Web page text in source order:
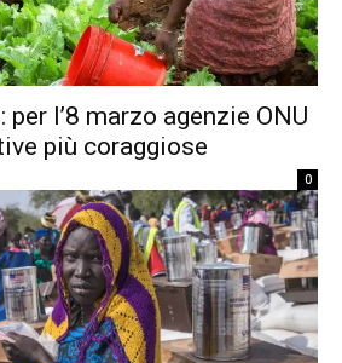
per l’8 marzo agenzie ONU
più coraggiose
0